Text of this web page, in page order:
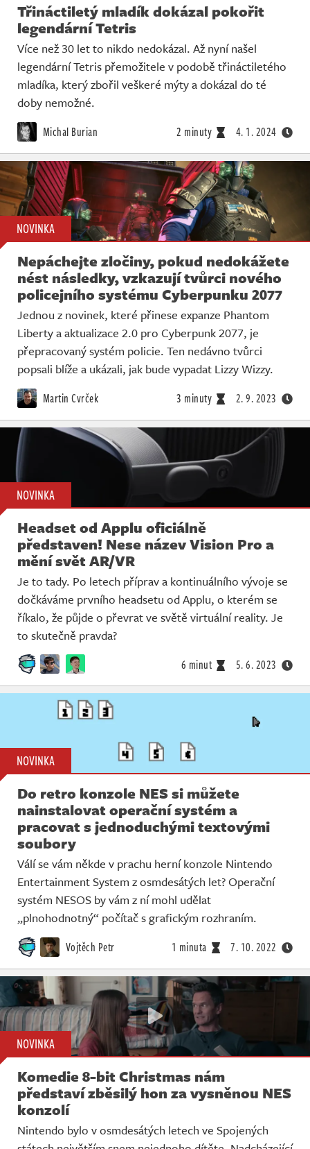
Třináctiletý mladík dokázal pokořit
legendární Tetris
Více než 30 let to nikdo nedokázal. Až nyní našel
legendární Tetris přemožitele v podobě třináctiletého
mladíka, který zbořil veškeré mýty a dokázal do té
doby nemožné.
Michal Burian 2 minuty 4. 1. 2024
NOVINKA
Nepáchejte zločiny, pokud nedokážete
nést následky, vzkazují tvůrci nového
policejního systému Cyberpunku 2077
Jednou z novinek, které přinese expanze Phantom
Liberty a aktualizace 2.0 pro Cyberpunk 2077, je
přepracovaný systém policie. Ten nedávno tvůrci
popsali blíže a ukázali, jak bude vypadat Lizzy Wizzy.
Martin Cvrček 3 minuty 2. 9. 2023
NOVINKA
Headset od Applu oficiálně
představen! Nese název Vision Pro a
mění svět AR/VR
Je to tady. Po letech příprav a kontinuálního vývoje se
dočkáváme prvního headsetu od Applu, o kterém se
říkalo, že půjde o převrat ve světě virtuální reality. Je
to skutečně pravda?
6 minut 5. 6. 2023
NOVINKA
Do retro konzole NES si můžete
nainstalovat operační systém a
pracovat s jednoduchými textovými
soubory
Válí se vám někde v prachu herní konzole Nintendo
Entertainment System z osmdesátých let? Operační
systém NESOS by vám z ní mohl udělat
„plnohodnotný“ počítač s grafickým rozhraním.
Vojtěch Petr 1 minuta 7. 10. 2022
NOVINKA
Komedie 8-bit Christmas nám
představí zběsilý hon za vysněnou NES
konzolí
Nintendo bylo v osmdesátých letech ve Spojených